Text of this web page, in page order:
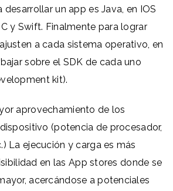
desarrollar un app es Java, en IOS
y Swift. Finalmente para lograr
a cada sistema operativo, en
sobre el SDK de cada uno
kit).
aprovechamiento de los
(potencia de procesador,
La ejecución y carga es más
en las App stores donde se
acercándose a potenciales